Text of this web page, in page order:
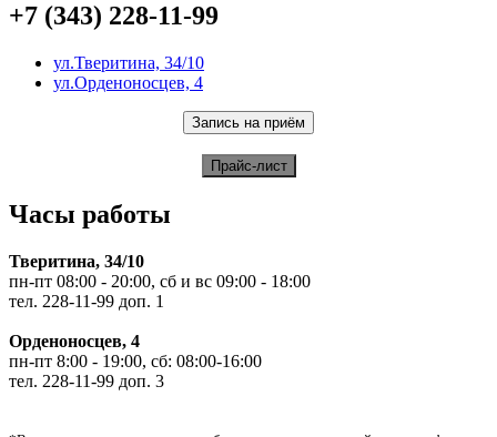
+7 (343) 228-11-99
ул.Тверитина, 34/10
ул.Орденоносцев, 4
Часы работы
Тверитина, 34/10
пн-пт 08:00 - 20:00, сб и вс 09:00 - 18:00
тел. 228-11-99 доп. 1
Орденоносцев, 4
пн-пт 8:00 - 19:00, сб: 08:00-16:00
тел. 228-11-99 доп. 3